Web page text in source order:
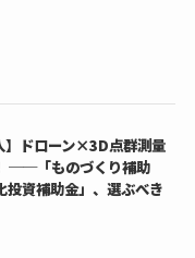
】ドローン×3D点群測量
──「ものづくり補助
資補助金」、選ぶべき